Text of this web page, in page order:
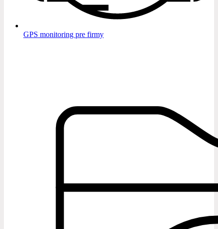
GPS monitoring pre firmy